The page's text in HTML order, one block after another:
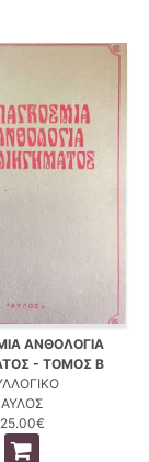
ΑΝΘΟΛΟΓΙΑ
- ΤΟΜΟΣ Β
ΑΥΛΟΣ
25.00€